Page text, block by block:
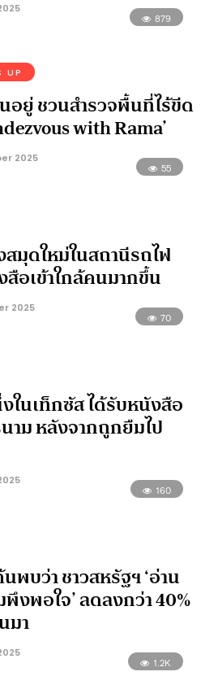
879
UP
อยู่ ชวนสำรวจพื้นที่ไร้ขีด
with Rama’
2025
55
มุดใหม่ในสถานีรถไฟ
อเข้าใกล้คนมากขึ้น
2025
70
นเท็กซัส ได้รับหนังสือ
ม หลังจากถูกยืมไป
160
พบว่า ชาวสหรัฐฯ ‘อ่าน
งพอใจ’ ลดลงกว่า 40%
มา
1.2K